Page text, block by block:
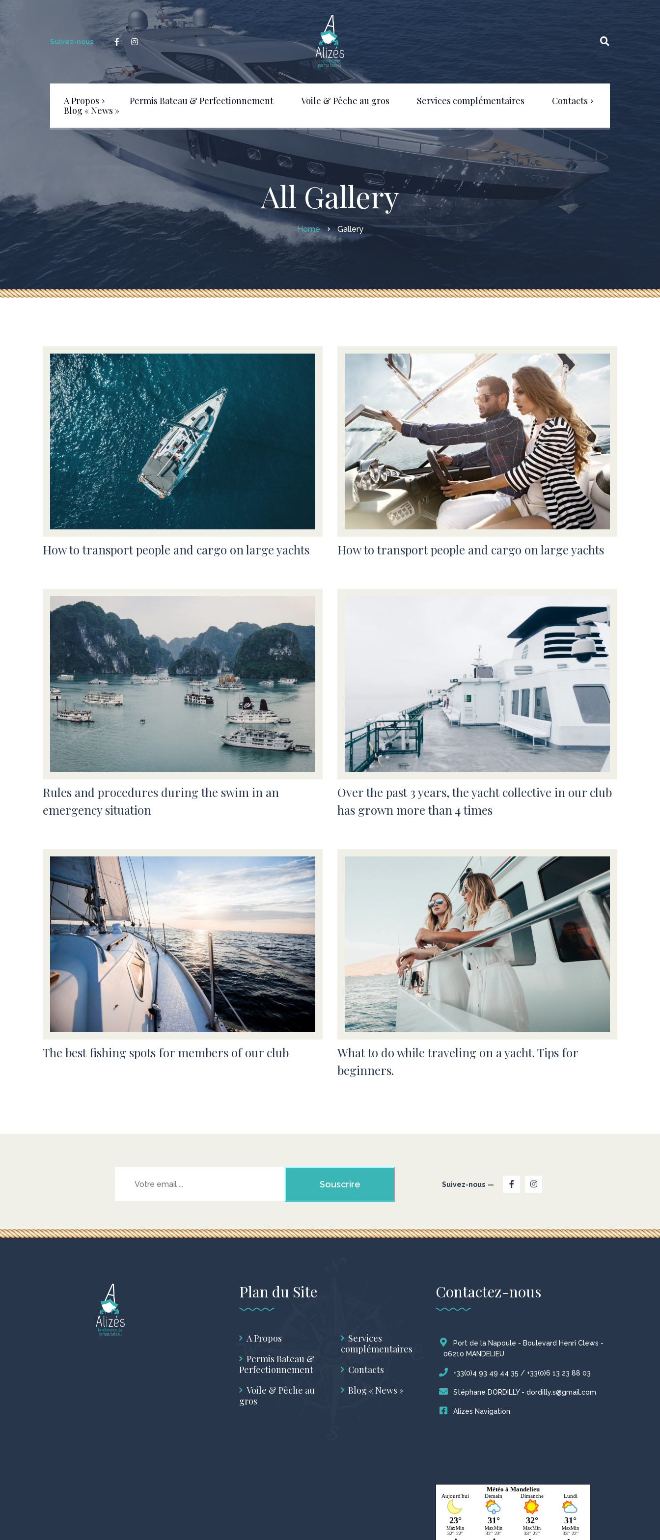
Suivez-nous
A Propos
FAQ – Foire aux Questions
Permis Bateau & Perfectionnement Voile & Pêche au gros Services complémentaires Contacts
Politique de confidentialité
Blog « News »
All Gallery
Home Gallery
How to transport people and cargo on large yachts How to transport people and cargo on large yachts
Rules and procedures during the swim in an
emergency situation
Over the past 3 years, the yacht collective in our club
has grown more than 4 times
The best fishing spots for members of our club
What to do while traveling on a yacht. Tips for
beginners.
Souscrire Suivez-nous
Plan du Site
A Propos
Permis Bateau &
Perfectionnement
Voile & Pêche au
gros
Services
complémentaires
Contacts
Blog « News »
Contactez-nous
Port de la Napoule - Boulevard Henri Clews -
06210 MANDELIEU
+33(0)4 93 49 44 35 / +33(0)6 13 23 88 03
Stéphane DORDILLY - dordilly.s@gmail.com
Alizes Navigation
Météo à Mandelieu